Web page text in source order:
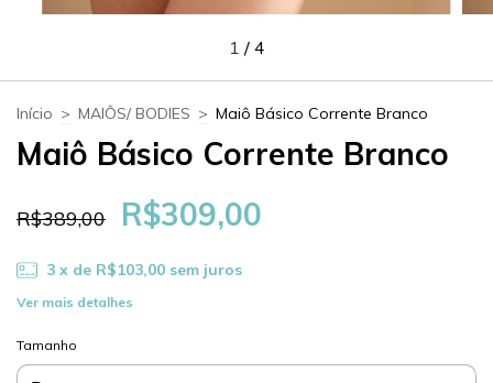
1 / 4
Início > MAIÔS/ BODIES > Maiô Básico Corrente Branco
Maiô Básico Corrente Branco
R$389,00 R$309,00
3 x de R$103,00 sem juros
Ver mais detalhes
Tamanho